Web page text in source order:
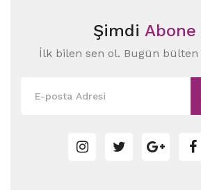
Şimdi Abone
İlk bilen sen ol. Bugün